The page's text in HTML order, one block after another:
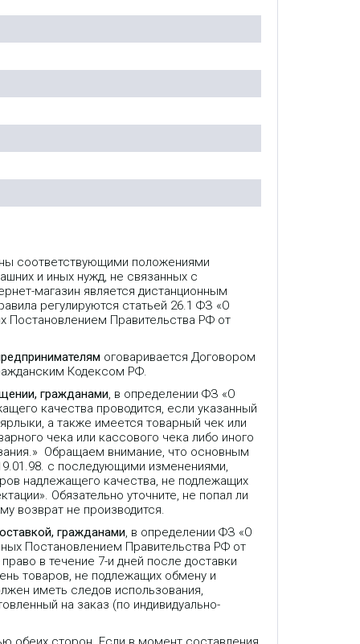
соответствующими положениями
и иных нужд, не связанных с
магазин является дистанционным
регулируются статьей 26.1 ФЗ «О
Постановлением Правительства РФ от
оговаривается Договором
Кодексом РФ.
гражданами , в определении ФЗ «О
качества проводится, если указанный
а также имеется товарный чек или
чека или кассового чека либо иного
Обращаем внимание, что основным
с последующими изменениями,
надлежащего качества, не подлежащих
Обязательно уточните, не попал ли
возврат не производится.
гражданами , в определении ФЗ «О
Постановлением Правительства РФ от
в течение 7-и дней после доставки
товаров, не подлежащих обмену и
иметь следов использования,
на заказ (по индивидуально-